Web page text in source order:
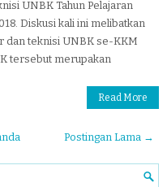
UNBK Tahun Pelajaran
Diskusi kali ini melibatkan
dan teknisi UNBK se-KKM
tersebut merupakan
Read More
Postingan Lama →